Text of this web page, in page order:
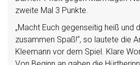
zweite Mal 3 Punkte.
„Macht Euch gegenseitig heiß und
zusammen Spaß!“, so lautete die
Kleemann vor dem Spiel. Klare